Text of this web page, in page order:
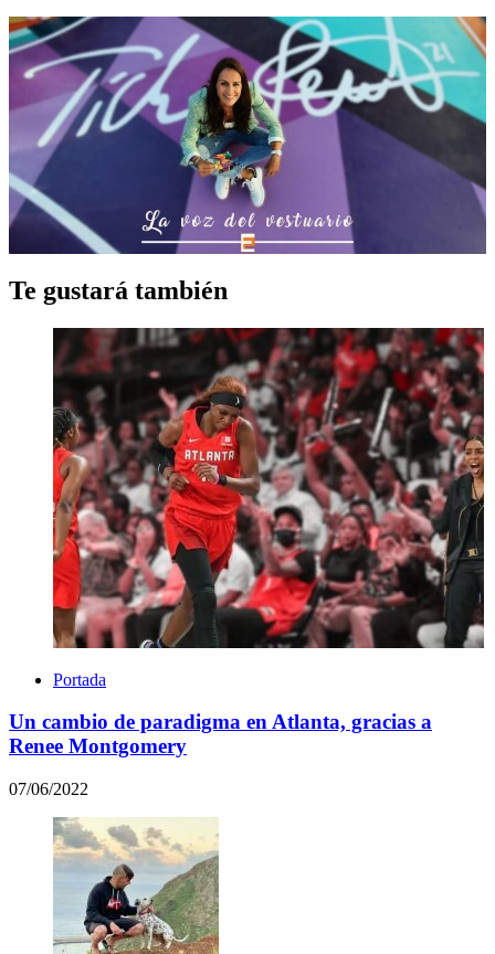
Te gustará también
Portada
Un cambio de paradigma en Atlanta, gracias a
Renee Montgomery
07/06/2022